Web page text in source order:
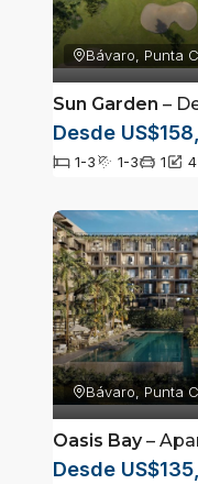
Bávaro, Punta
Sun Garden – Desarrollo
Desde
1-3 1-3 1
Bávaro, Punta
Oasis Bay– Apartamentos
Desde